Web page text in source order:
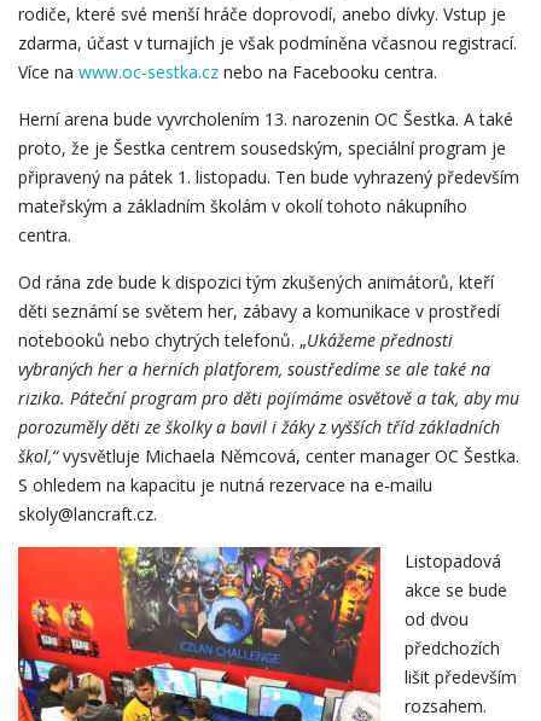
rodiče, které své menší hráče doprovodí, anebo dívky. Vstup je
zdarma, účast v turnajích je však podmíněna včasnou registrací.
Více na www.oc-sestka.cz nebo na Facebooku centra.
Herní arena bude vyvrcholením 13. narozenin OC Šestka. A také
proto, že je Šestka centrem sousedským, speciální program je
připravený na pátek 1. listopadu. Ten bude vyhrazený především
mateřským a základním školám v okolí tohoto nákupního
centra.
Od rána zde bude k dispozici tým zkušených animátorů, kteří
děti seznámí se světem her, zábavy a komunikace v prostředí
notebooků nebo chytrých telefonů. „Ukážeme přednosti
vybraných her a herních platforem, soustředíme se ale také na
rizika. Páteční program pro děti pojímáme osvětově a tak, aby mu
porozuměly děti ze školky a bavil i žáky z vyšších tříd základních
škol,“vysvětluje Michaela Němcová, center manager OC Šestka.
S ohledem na kapacitu je nutná rezervace na e-mailu
skoly@lancraft.cz.
Listopadová
akce se bude
od dvou
předchozích
lišit především
rozsahem.